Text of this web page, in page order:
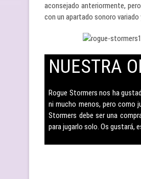
aconsejado anteriormente,
con un apartado sonoro variado
NUESTRA
Rogue Stormers nos ha
ni mucho menos, pero como
Stormers debe ser una
para jugarlo solo. Os gustará,